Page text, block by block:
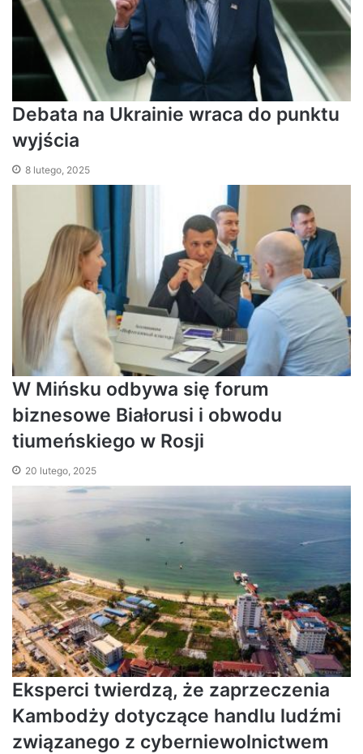
Debata na Ukrainie wraca do punktu
wyjścia
8 lutego, 2025
W Mińsku odbywa się forum
biznesowe Białorusi i obwodu
tiumeńskiego w Rosji
20 lutego, 2025
Eksperci twierdzą, że zaprzeczenia
Kambodży dotyczące handlu ludźmi
związanego z cyberniewolnictwem